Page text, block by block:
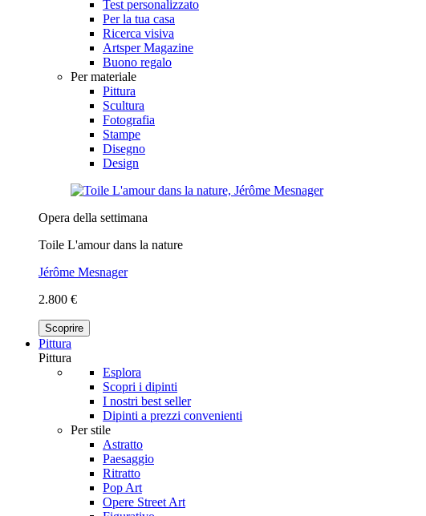
Test personalizzato
Per la tua casa
Ricerca visiva
Artsper Magazine
Buono regalo
Per materiale
Pittura
Scultura
Fotografia
Stampe
Disegno
Design
Opera della settimana
Toile L'amour dans la nature
Jérôme Mesnager
2.800 €
Scoprire
Pittura
Pittura
Esplora
Scopri i dipinti
I nostri best seller
Dipinti a prezzi convenienti
Per stile
Astratto
Paesaggio
Ritratto
Pop Art
Opere Street Art